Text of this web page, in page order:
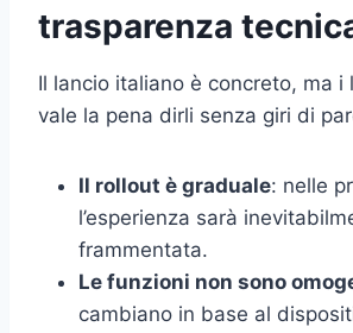
trasparenza
Il lancio italiano è concreto, ma i
vale la pena dirli senza giri di
Il rollout è graduale: nelle
l’esperienza sarà
frammentata.
Le funzioni non sono
cambiano in base al